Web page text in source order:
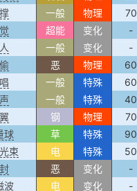
一般 物理 70
超能 变化 -
一般 变化 -
恶 物理 60
一般 特殊 60
一般 特殊 40
钢 物理 70
球 草 特殊 90
束 电 特殊 50
恶 变化 -
波 电 变化 -